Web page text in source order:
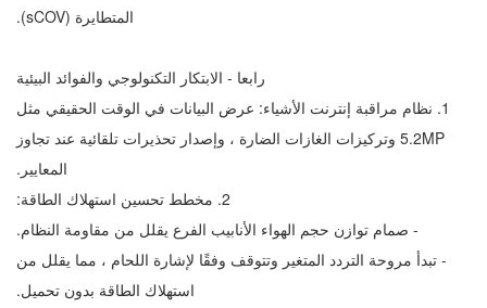
المتطايرة (VOCs).
رابعا - الابتكار التكنولوجي والفوائد البيئية
1. نظام مراقبة إنترنت الأشياء: عرض البيانات في الوقت الحقيقي مثل
PM2.5 وتركيزات الغازات الضارة ، وإصدار تحذيرات تلقائية عند تجاوز
المعايير.
2. مخطط تحسين استهلاك الطاقة:
- صمام توازن حجم الهواء الأنابيب الفرع يقلل من مقاومة النظام.
- تبدأ مروحة التردد المتغير وتتوقف وفقًا لإشارة اللحام ، مما يقلل من
استهلاك الطاقة بدون تحميل.